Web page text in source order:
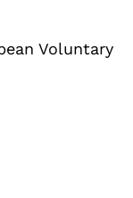
Voluntary